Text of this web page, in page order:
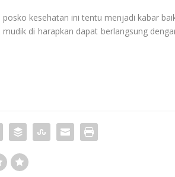
kesehatan ini tentu menjadi kabar
di harapkan dapat berlangsung